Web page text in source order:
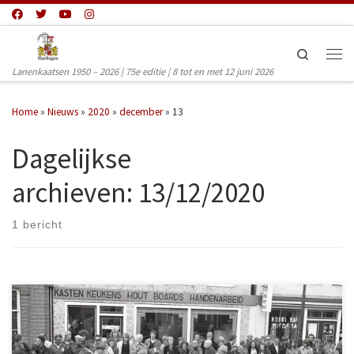
Ga naar inhoud
Lanenkaatsen 1950 – 2026 | 75e editie | 8 tot en met 12 juni 2026
Search
Home » Nieuws » 2020 » december » 13
Dagelijkse
archieven: 13/12/2020
1 bericht
Kent u ze nog: Klaas Knol, Sikke Olivier, Jan Galema, Arien Pascal, Klaas
de Jager, Rimmie Baarda, Jan van Dijk, Johny Ligthart, Meinte
Mensonides, Johan Halbesma, Drewis Smedinga en nog veel meer. Het